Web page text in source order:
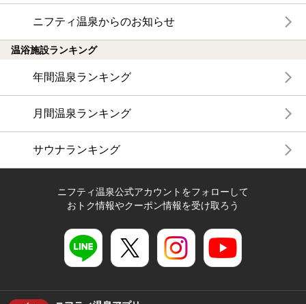
ニフティ温泉からのお知らせ
温浴施設ランキング
年間温泉ランキング
月間温泉ランキング
サウナランキング
ニフティ温泉公式アカウントをフォローして
おトク情報やクーポン情報を受け取ろう